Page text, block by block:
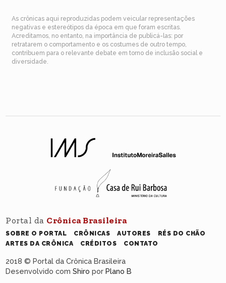
As crônicas aqui reproduzidas podem veicular representações
negativas e estereótipos da época em que foram escritas.
Acreditamos, no entanto, na importância de publicá-las: por
retratarem o comportamento e os costumes de outro tempo,
contribuem para o relevante debate em torno de inclusão social e
diversidade.
Portal da Crônica Brasileira
SOBRE O PORTAL CRÔNICAS AUTORES
RÉS DO CHÃO
ARTES DA CRÔNICA
CRÉDITOS CONTATO
2018 © Portal da Crônica Brasileira
Desenvolvido comShiro porPlano B